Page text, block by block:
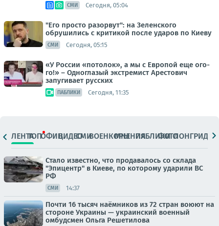
СМИ Сегодня, 05:04
"Его просто разорвут": на Зеленского
обрушились с критикой после ударов по Киеву
СМИ Сегодня, 05:15
«У России «потолок», а мы с Европой еще ого-
го!» – Одноглазый экстремист Арестович
запугивает русских
ПАБЛИКИ Сегодня, 11:35
ЛЕНТАТОПОФИЦ.ВИДЕОСМИВОЕНКОРЫМНЕНИЯПАБЛИКИ
ФОТОЛОНГРИДЫ
Стало известно, что продавалось со склада
"Эпицентр" в Киеве, по которому ударили ВС
РФ
СМИ 14:37
Почти 16 тысяч наёмников из 72 стран воюют на
стороне Украины — украинский военный
омбудсмен Ольга Решетилова